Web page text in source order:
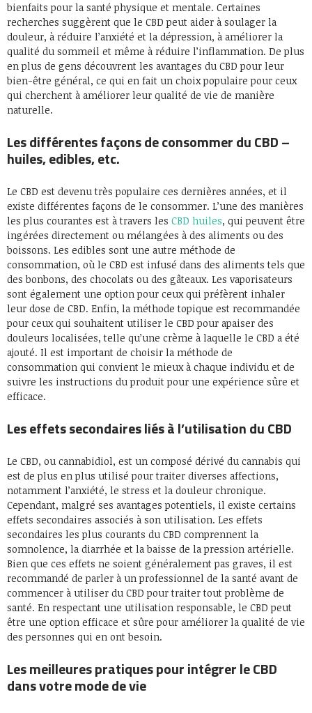
bienfaits pour la santé physique et mentale. Certaines
recherches suggèrent que le CBD peut aider à soulager la
douleur, à réduire l’anxiété et la dépression, à améliorer la
qualité du sommeil et même à réduire l’inflammation. De plus
en plus de gens découvrent les avantages du CBD pour leur
bien-être général, ce qui en fait un choix populaire pour ceux
qui cherchent à améliorer leur qualité de vie de manière
naturelle.
Les différentes façons de consommer du CBD –
huiles, edibles, etc.
Le CBD est devenu très populaire ces dernières années, et il
existe différentes façons de le consommer. L’une des manières
les plus courantes est à travers les CBD huiles, qui peuvent être
ingérées directement ou mélangées à des aliments ou des
boissons. Les edibles sont une autre méthode de
consommation, où le CBD est infusé dans des aliments tels que
des bonbons, des chocolats ou des gâteaux. Les vaporisateurs
sont également une option pour ceux qui préfèrent inhaler
leur dose de CBD. Enfin, la méthode topique est recommandée
pour ceux qui souhaitent utiliser le CBD pour apaiser des
douleurs localisées, telle qu’une crème à laquelle le CBD a été
ajouté. Il est important de choisir la méthode de
consommation qui convient le mieux à chaque individu et de
suivre les instructions du produit pour une expérience sûre et
efficace.
Les effets secondaires liés à l’utilisation du CBD
Le CBD, ou cannabidiol, est un composé dérivé du cannabis qui
est de plus en plus utilisé pour traiter diverses affections,
notamment l’anxiété, le stress et la douleur chronique.
Cependant, malgré ses avantages potentiels, il existe certains
effets secondaires associés à son utilisation. Les effets
secondaires les plus courants du CBD comprennent la
somnolence, la diarrhée et la baisse de la pression artérielle.
Bien que ces effets ne soient généralement pas graves, il est
recommandé de parler à un professionnel de la santé avant de
commencer à utiliser du CBD pour traiter tout problème de
santé. En respectant une utilisation responsable, le CBD peut
être une option efficace et sûre pour améliorer la qualité de vie
des personnes qui en ont besoin.
Les meilleures pratiques pour intégrer le CBD
dans votre mode de vie